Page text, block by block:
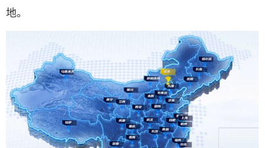
地。